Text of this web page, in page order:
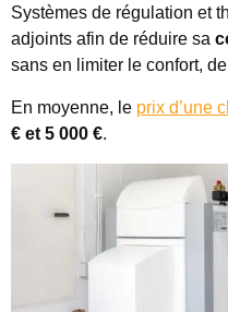
Systèmes de régulation et
adjoints afin de réduire sa
sans en limiter le confort,
En moyenne, le prix d’une
€ et 5 000 €.